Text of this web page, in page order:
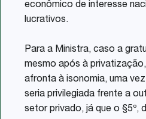
econômico de interesse
lucrativos.
Para a Ministra, caso a
mesmo após à
afronta à isonomia, uma
seria privilegiada frente a
setor privado, já que o §5º,